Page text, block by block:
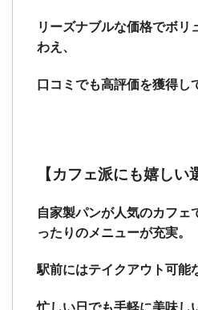
リーズナブルな価格でボリ
わえ、
口コミでも高評価を獲得し
【カフェ派にも嬉しい
自家製パンが人気のカフェ
ったりのメニューが充実。
駅前にはテイクアウト可能
忙しい日でも手軽に美味し